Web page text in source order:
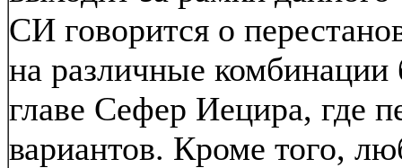
СИ говорится о
на различные
главе Сефер Иецира, где
вариантов. Кроме того,